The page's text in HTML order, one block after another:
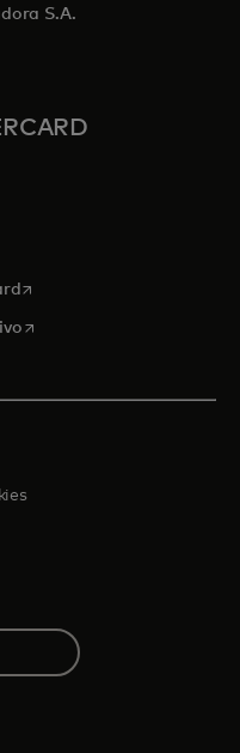
S.A.
nueva
una pestaña nueva
en una pestaña nueva
se abre en una pestaña
se abre en una pestaña